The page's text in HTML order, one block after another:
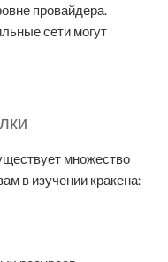
провайдера.
сети могут
множество
в изучении кракена: